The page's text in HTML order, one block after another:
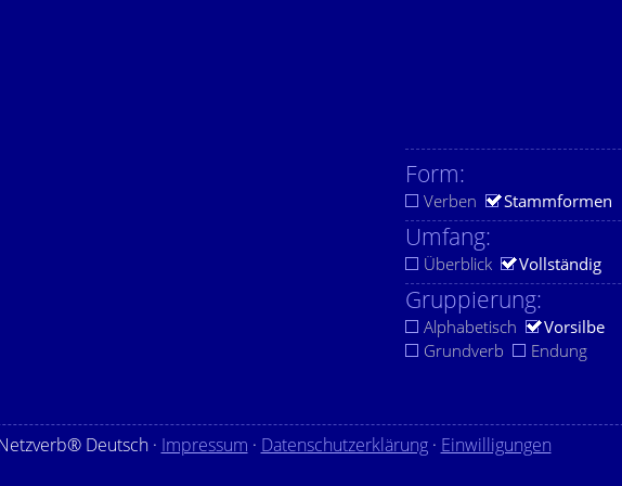
Form:
Verben Stammformen
Umfang:
Überblick Vollständig
Gruppierung:
Alphabetisch
Vorsilbe
Grundverb
Endung
Deutsch · Impressum · Datenschutzerklärung· Einwilligungen